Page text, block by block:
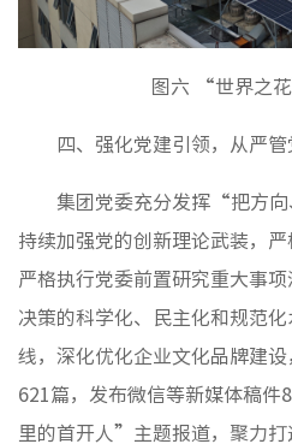
图六 “世界之
四、强化党建引领，从严管
集团党委充分发挥“把方向
持续加强党的创新理论武装，
严格执行党委前置研究重大事
决策的科学化、民主化和规范
线，深化优化企业文化品牌建
621篇，发布微信等新媒体稿
里的首开人”主题报道，聚力